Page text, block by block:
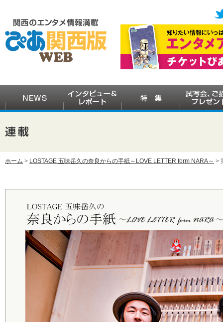
ホーム > LOSTAGE 五味岳久の奈良からの手紙～LOVE LETTER form NARA～ >